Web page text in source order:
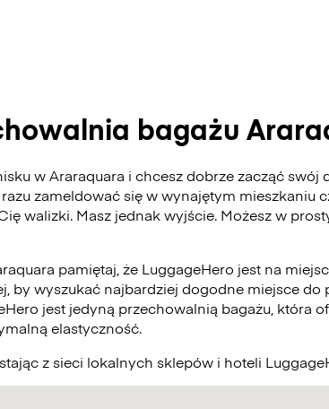
bagażu
w Araraquara i chcesz dobrze zacząć swój
zameldować się w wynajętym mieszkaniu
walizki. Masz jednak wyjście. Możesz w
pamiętaj, że LuggageHero jest na
by wyszukać najbardziej dogodne miejsce do
jest jedyną przechowalnią bagażu, która
elastyczność.
z sieci lokalnych sklepów i hoteli